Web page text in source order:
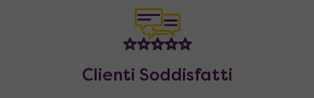
Clienti Soddisfatti